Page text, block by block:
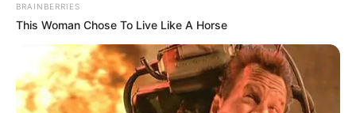
BRAINBERRIES
This Woman Chose To Live Like A Horse